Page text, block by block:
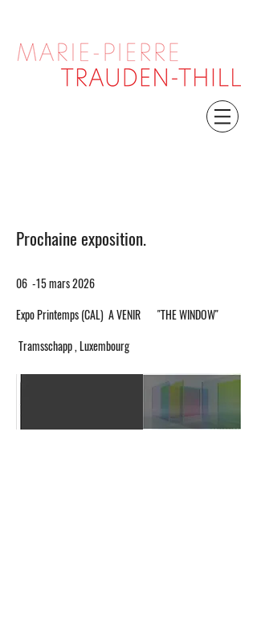
Prochaine exposition.
06 -15 mars 2026
Expo Printemps (CAL) A VENIR "THE WINDOW"
Tramsschapp , Luxembourg